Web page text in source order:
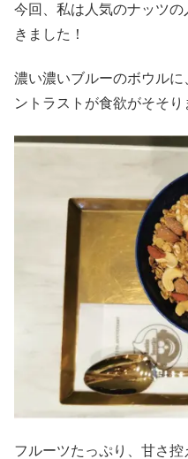
今回、私は人気のナッツ
きました！
濃い濃いブルーのボウル
ントラストが食欲がそそり
フルーツたっぷり、甘さ